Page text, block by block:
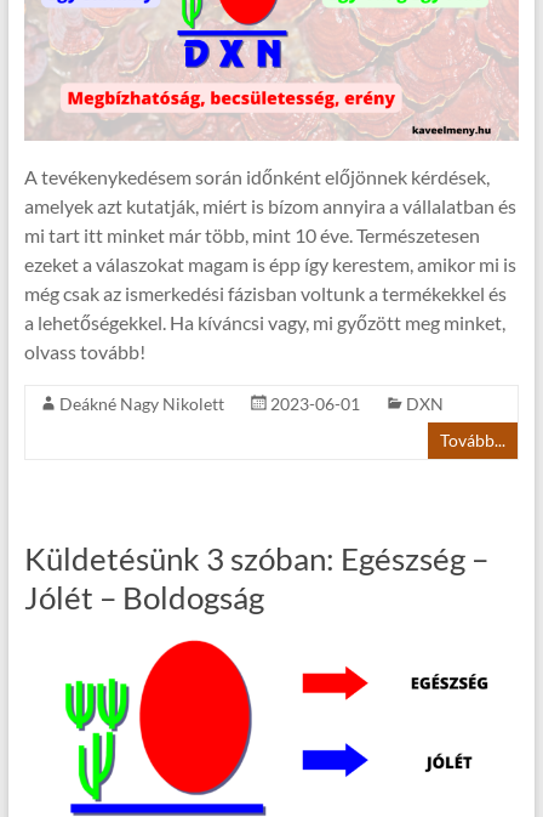
A tevékenykedésem során időnként előjönnek kérdések,
amelyek azt kutatják, miért is bízom annyira a vállalatban és
mi tart itt minket már több, mint 10 éve. Természetesen
ezeket a válaszokat magam is épp így kerestem, amikor mi is
még csak az ismerkedési fázisban voltunk a termékekkel és
a lehetőségekkel. Ha kíváncsi vagy, mi győzött meg minket,
olvass tovább!
Deákné Nagy Nikolett 2023-06-01
DXN
Tovább...
Küldetésünk 3 szóban: Egészség –
Jólét – Boldogság